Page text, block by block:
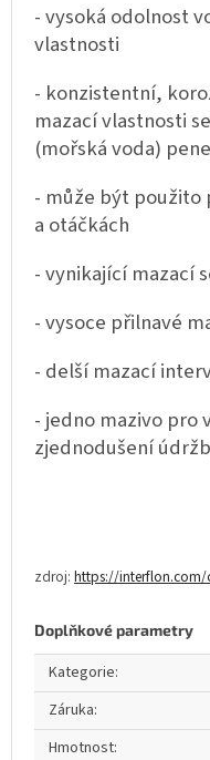
- vysoká odolnost
vlastnosti
- konzistentní,
mazací vlastnosti
(mořská voda)
- může být použito
a otáčkách
- vynikající mazací
- vysoce přilnavé
- delší mazací
- jedno mazivo pro
zjednodušení
zdroj: https://
Doplňkové parametry
Kategorie:
Záruka:
Hmotnost: